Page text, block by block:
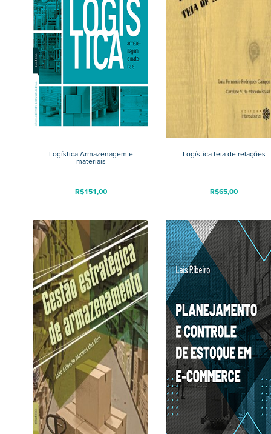
Logística Armazenagem e
materiais
R$151,00
Logística teia de relações
R$65,00